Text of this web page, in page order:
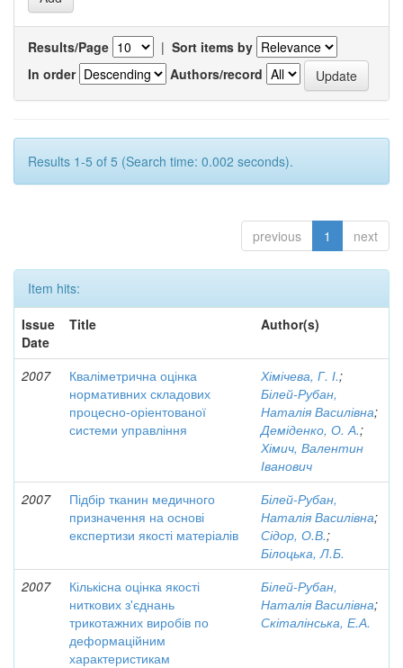
Results/Page | Sort items by
In order
Authors/record
Results 1-5 of 5 (Search time: 0.002 seconds).
previous 1 next
Item hits:
Issue
Date
Title Author(s)
2007
Кваліметрична оцінка
нормативних складових
процесно-оріентованої
системи управління
Хімічева, Г. І.;
Білей-Рубан,
Наталія Василівна;
Деміденко, О. А.;
Хімич, Валентин
Іванович
2007
Підбір тканин медичного
призначення на основі
експертизи якості матеріалів
Білей-Рубан,
Наталія Василівна;
Сідор, О.В.;
Білоцька, Л.Б.
2007
Кількісна оцінка якості
ниткових з'єднань
трикотажних виробів по
деформаційним
характеристикам
Білей-Рубан,
Наталія Василівна;
Скіталінська, Е.А.